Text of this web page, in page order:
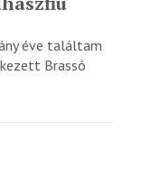
éve találtam
Brassó